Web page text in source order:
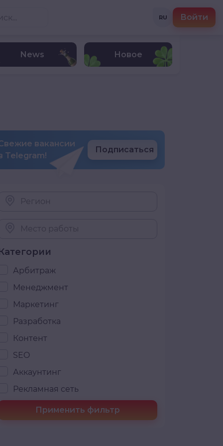
RU Войти
News Новое
вакансии
Telegram!
Подписаться
Регион
Место работы
Арбитраж
Менеджмент
Маркетинг
Разработка
Контент
SEO
Аккаунтинг
Рекламная сеть
Применить фильтр